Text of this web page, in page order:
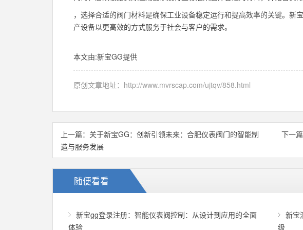
，选择合适的阀门材料是确保工业设备稳定运行和提高效率的关键。新
产设备以更高效的方式服务于社会与客户的需求。
本文由:新宝GG提供
原创文章地址： http://www.mvrscap.com/ujtqv/858.html
上一篇： 关于新宝GG：创新引领未来：合肥仪表阀门的智能制
造与服务发展
下一篇
随便看看
新宝gg登录注册：智能仪表阀控制：从设计到应用的全面
体验
新宝
级